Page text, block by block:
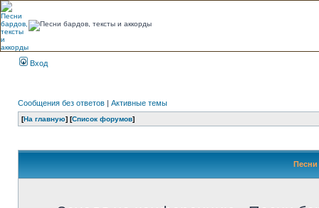
Вход
Сообщения без ответов | Активные темы
[На главную] [Список форумов]
Песни